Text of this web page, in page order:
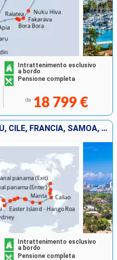
Intrattenimento esclusivo
a bordo
Pensione completa
da 18 799 €
PANAMA, EQUATORE, PERÙ, CILE, FRANCIA, SAMOA, FIJI (ISOLE), NUOVA CALEDONIA, AUSTRALIA, INDONESIA, SINGAPORE, MALESIA, THAILANDIA, SRI LANKA, MALDIVE, MAURITIUS, AFRICA DEL SUD, NAMIBIA, REGNO UNITO,
Intrattenimento esclusivo
a bordo
Pensione completa